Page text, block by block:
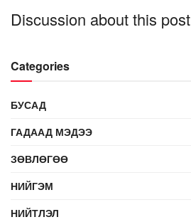
Discussion about this post
Categories
БУСАД
ГАДААД МЭДЭЭ
ЗӨВЛӨГӨӨ
НИЙГЭМ
НИЙТЛЭЛ